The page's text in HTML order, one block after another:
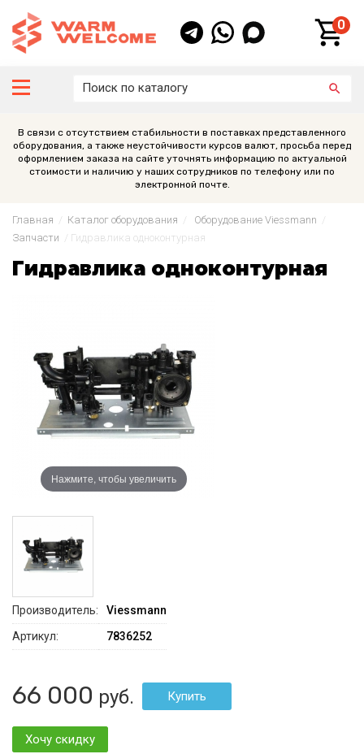
0
В связи с отсутствием стабильности в поставках представленного
оборудования, а также неустойчивости курсов валют, просьба перед
оформлением заказа на сайте уточнять информацию по актуальной
стоимости и наличию у наших сотрудников по телефону или по
электронной почте.
Главная Каталог оборудования Оборудование Viessmann
Запчасти
Гидравлика одноконтурная
Гидравлика одноконтурная
Нажмите, чтобы увеличить
Производитель:
Viessmann
Артикул:
7836252
66 000 руб.
Хочу скидку